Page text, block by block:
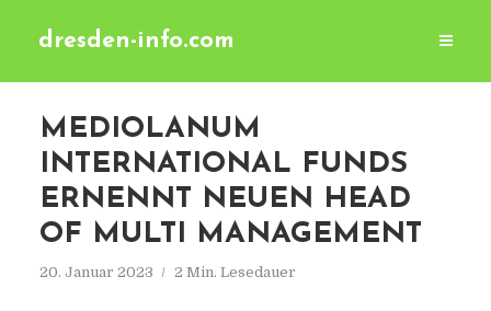
dresden-info.com
MEDIOLANUM
INTERNATIONAL FUNDS
ERNENNT NEUEN HEAD
OF MULTI MANAGEMENT
20. Januar 2023 2 Min. Lesedauer